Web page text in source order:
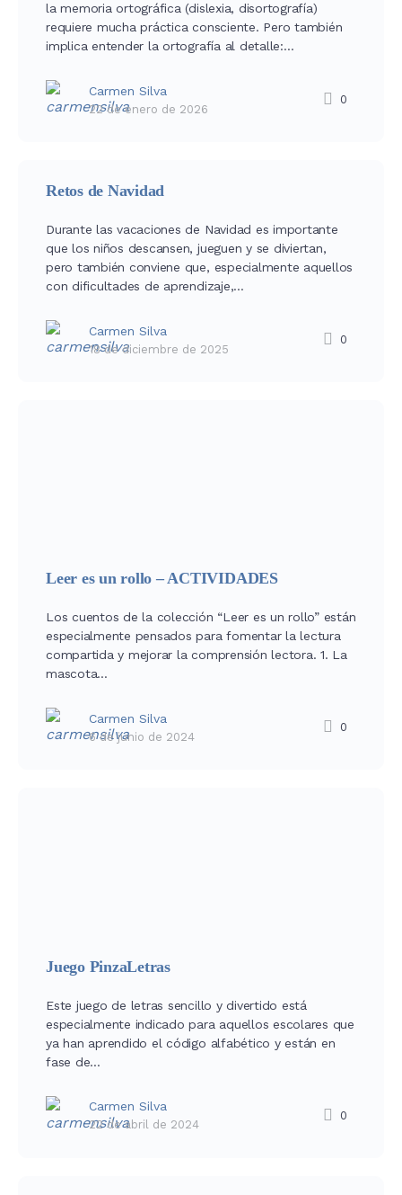
la memoria ortográfica (dislexia, disortografía)
requiere mucha práctica consciente. Pero también
implica entender la ortografía al detalle:…
Carmen Silva
22 de enero de 2026
0
Retos de Navidad
Durante las vacaciones de Navidad es importante
que los niños descansen, jueguen y se diviertan,
pero también conviene que, especialmente aquellos
con dificultades de aprendizaje,…
Carmen Silva
18 de diciembre de 2025
0
Leer es un rollo – ACTIVIDADES
Los cuentos de la colección “Leer es un rollo” están
especialmente pensados para fomentar la lectura
compartida y mejorar la comprensión lectora. 1. La
mascota…
Carmen Silva
6 de junio de 2024
0
Juego PinzaLetras
Este juego de letras sencillo y divertido está
especialmente indicado para aquellos escolares que
ya han aprendido el código alfabético y están en
fase de…
Carmen Silva
22 de abril de 2024
0